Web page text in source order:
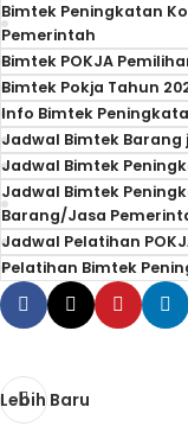
Bimtek Peningkatan
Pemerintah
Bimtek POKJA
Bimtek Pokja Tahun
Info Bimtek
Jadwal Bimtek Barang
Jadwal Bimtek
Jadwal Bimtek
Barang/Jasa
Jadwal Pelatihan
Pelatihan Bimtek
Lebih Baru